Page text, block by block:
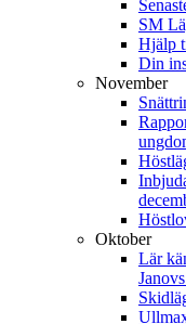
SM
Hjälp
Din
November
Oktober
Lär